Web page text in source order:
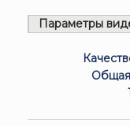
Параметры